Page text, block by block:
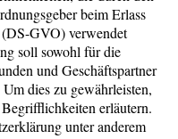
beim Erlass
GVO) verwendet
soll sowohl für die
und Geschäftspartner
dies zu gewährleisten,
erläutern.
unter anderem